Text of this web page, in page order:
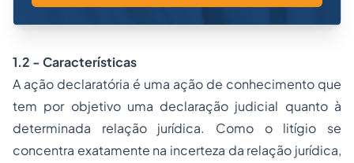
1.2 - Características
A ação declaratória é uma ação de conhecimento que
tem por objetivo uma declaração judicial quanto à
determinada relação jurídica. Como o litígio se
concentra exatamente na incerteza da relação jurídica,